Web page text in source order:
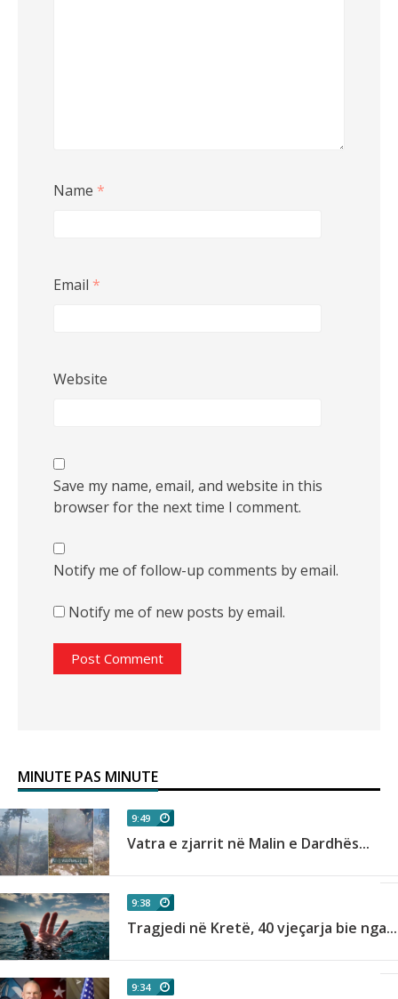
Name *
Email *
Website
Save my name, email, and website in this
browser for the next time I comment.
Notify me of follow-up comments by email.
Notify me of new posts by email.
MINUTE PAS MINUTE
9:49
Vatra e zjarrit në Malin e Dardhës...
9:38
Tragjedi në Kretë, 40 vjeçarja bie nga...
9:34